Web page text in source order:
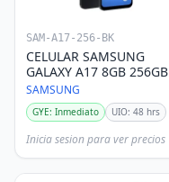
SAM-A17-256-BK
CELULAR SAMSUNG
GALAXY A17 8GB 256GB
DS NEGRO
SAMSUNG
GYE: Inmediato UIO: 48 hrs
Inicia sesion para ver precios